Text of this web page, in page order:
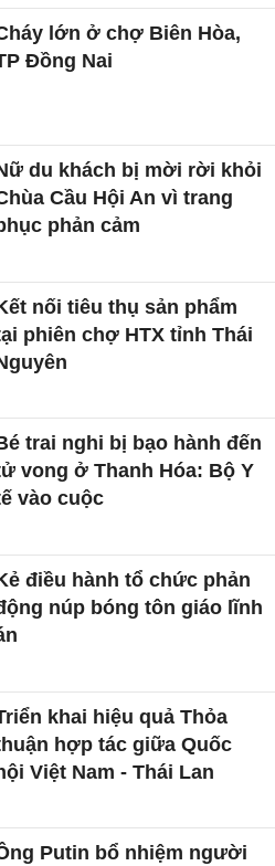
lớn ở chợ Biên Hòa,
Đồng Nai
du khách bị mời rời khỏi
Cầu Hội An vì trang
phản cảm
nối tiêu thụ sản phẩm
phiên chợ HTX tỉnh Thái
trai nghi bị bạo hành đến
vong ở Thanh Hóa: Bộ Y
vào cuộc
điều hành tổ chức phản
núp bóng tôn giáo lĩnh
khai hiệu quả Thỏa
hợp tác giữa Quốc
Việt Nam - Thái Lan
Putin bổ nhiệm người